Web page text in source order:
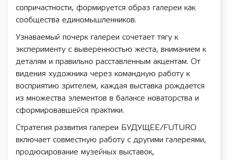
сопричастности, формируется образ галереи как
сообщества единомышленников.
Узнаваемый почерк галереи сочетает тягу к
эксперименту с выверенностью жеста, вниманием к
деталям и правильно расставленным акцентам. От
видения художника через командную работу к
восприятию зрителем, каждая выставка рождается
из множества элементов в балансе новаторства и
сформировавшейся практики.
Стратегия развития галереи БУДУЩЕЕ/FUTURO
включает совместную работу с другими галереями,
продюсирование музейных выставок,